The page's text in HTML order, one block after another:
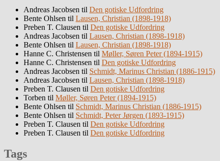
Andreas Jacobsen til Den gotiske Udfordring
Bente Ohlsen til Lausen, Christian (1898-1918)
Preben T. Clausen til Den gotiske Udfordring
Andreas Jacobsen til Lausen, Christian (1898-1918)
Bente Ohlsen til Lausen, Christian (1898-1918)
Hanne C. Christensen til Møller, Søren Peter (1894-1915)
Hanne C. Christensen til Den gotiske Udfordring
Andreas Jacobsen til Schmidt, Marinus Christian (1886-1915)
Andreas Jacobsen til Lausen, Christian (1898-1918)
Preben T. Clausen til Den gotiske Udfordring
Torben til Møller, Søren Peter (1894-1915)
Bente Ohlsen til Schmidt, Marinus Christian (1886-1915)
Bente Ohlsen til Schmidt, Peter Jørgen (1893-1915)
Preben T. Clausen til Den gotiske Udfordring
Preben T. Clausen til Den gotiske Udfordring
Tags